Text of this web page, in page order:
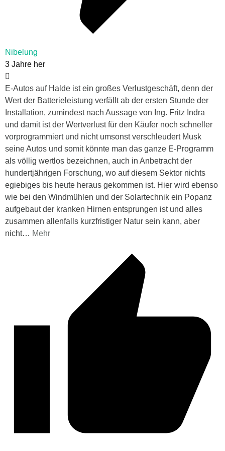
Nibelung
3 Jahre her
E-Autos auf Halde ist ein großes Verlustgeschäft, denn der
Wert der Batterieleistung verfällt ab der ersten Stunde der
Installation, zumindest nach Aussage von Ing. Fritz Indra
und damit ist der Wertverlust für den Käufer noch schneller
vorprogrammiert und nicht umsonst verschleudert Musk
seine Autos und somit könnte man das ganze E-Programm
als völlig wertlos bezeichnen, auch in Anbetracht der
hundertjährigen Forschung, wo auf diesem Sektor nichts
egiebiges bis heute heraus gekommen ist. Hier wird ebenso
wie bei den Windmühlen und der Solartechnik ein Popanz
aufgebaut der kranken Hirnen entsprungen ist und alles
zusammen allenfalls kurzfristiger Natur sein kann, aber
nicht… Mehr